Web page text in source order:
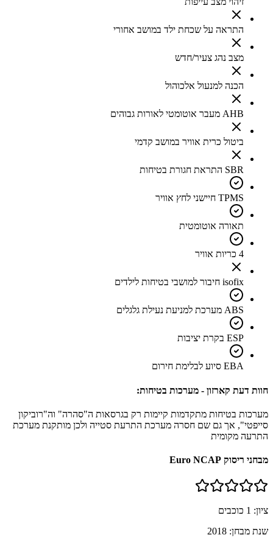
התראה על שכחת ילד במושב אחורי
מצב נהג צעיר/חדש
הכנה למנעול אלכוהול
AHB מעבר אוטומטי לאורות גבוהים
ביטול כרית אוויר במושב קדמי
SBR התראת חגורת בטיחות
TPMS חיישני לחץ אוויר
תאורה אוטומטית
4 כריות אוויר
isofix חיבור למושבי בטיחות לילדים
ABS מערכת למניעת נעילת גלגלים
ESP בקרת יציבות
EBA סיוע לבלימת חירום
חוות דעת קארזון - מערכות בטיחות:
מערכות בטיחות מתקדמות קיימות רק בגרסאות ה"סהרה" וה"רוביקון
סייפטי", אך גם שם חסרה מערכת התרעת סטייה ולכן מותקנת מערכת
התרעה מקומית
מבחני ריסוק Euro NCAP
ציון: 1 כוכבים
שנת מבחן: 2018